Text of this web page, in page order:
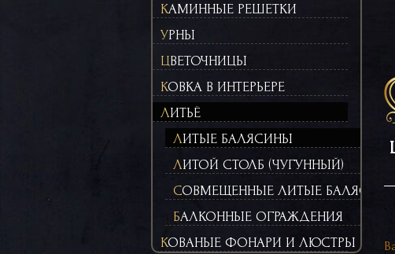
КАМИННЫЕ РЕШЕТКИ
УРНЫ
ЦВЕТОЧНИЦЫ
КОВКА В ИНТЕРЬЕРЕ
ЛИТЬЁ
ЛИТЫЕ БАЛЯСИНЫ
ЛИТОЙ СТОЛБ (ЧУГУННЫЙ)
СОВМЕЩЕННЫЕ ЛИТЫЕ
БАЛКОННЫЕ ОГРАЖДЕНИЯ
КОВАНЫЕ ФОНАРИ И ЛЮСТРЫ